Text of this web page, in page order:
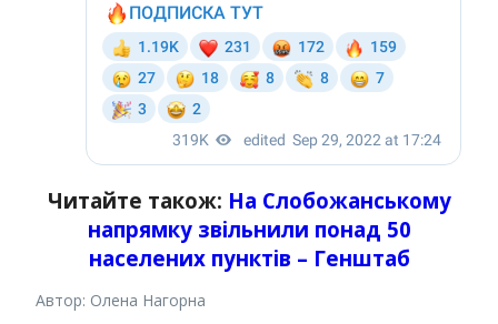
Читайте також: На Слобожанському
напрямку звільнили понад 50
населених пунктів – Генштаб
Автор: Олена Нагорна